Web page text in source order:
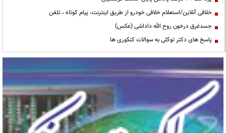
خلافی آنلاین/استعلام خلافی خودرو از طریق اینترنت، پیام کوتاه ، تلفن
جسدغرق درخون روح الله داداشی (عکس)
پاسخ های دکتر توکلی به سوالات کنکوری ها